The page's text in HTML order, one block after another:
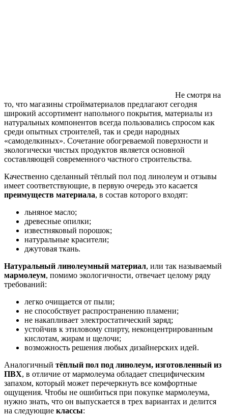
Не смотря на
то, что магазины стройматериалов предлагают сегодня
широкий ассортимент напольного покрытия, материалы из
натуральных компонентов всегда пользовались спросом как
среди опытных строителей, так и среди народных
«самоделкиных». Сочетание обогреваемой поверхности и
экологически чистых продуктов является основной
составляющей современного частного строительства.
Качественно сделанный тёплый пол под линолеум и отзывы
имеет соответствующие, в первую очередь это касается
преимуществ материала, в состав которого входят:
льняное масло;
древесные опилки;
известняковый порошок;
натуральные красители;
джутовая ткань.
Натуральный линолеумный материал, или так называемый
мармолеум, помимо экологичности, отвечает целому ряду
требований:
легко очищается от пыли;
не способствует распространению пламени;
не накапливает электростатический заряд;
устойчив к этиловому спирту, неконцентрированным
кислотам, жирам и щелочи;
возможность решения любых дизайнерских идей.
Аналогичный тёплый пол под линолеум, изготовленный из
ПВХ, в отличие от мармолеума обладает специфическим
запахом, который может перечеркнуть все комфортные
ощущения. Чтобы не ошибиться при покупке мармолеума,
нужно знать, что он выпускается в трех вариантах и делится
на следующие классы: